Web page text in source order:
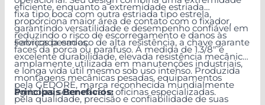
fixa tipo boca com outra estriada tipo estrela,
garantindo versatilidade e desempenho confiável em
serviços pesados.
eficiente, enquanto a extremidade estriada
proporciona maior área de contato com o fixador,
reduzindo o risco de escorregamento e danos às
faces da porca ou parafuso. A medida de 1.3/8" é
amplamente utilizada em manutenções industriais,
montagens mecânicas pesadas, equipamentos
agrícolas, setor naval e oficinas especializadas.
Fabricada em aço de alta resistência, a chave garante
excelente durabilidade, elevada resistência mecânica
e longa vida útil mesmo sob uso intenso. Produzida
pela GEDORE, marca reconhecida mundialmente
pela qualidade, precisão e confiabilidade de suas
Principais Benefícios: